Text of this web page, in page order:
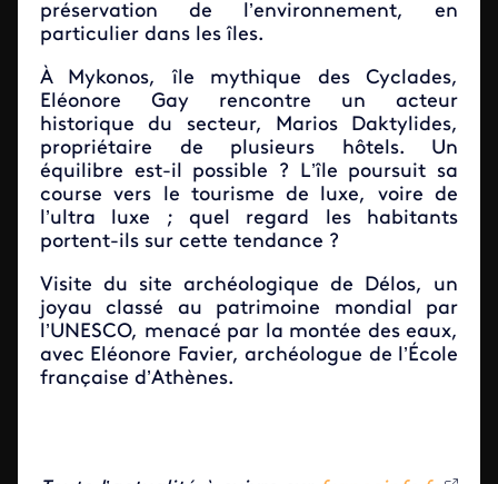
préservation de l’environnement, en
particulier dans les îles.
À Mykonos, île mythique des Cyclades,
Eléonore Gay rencontre un acteur
historique du secteur, Marios Daktylides,
propriétaire de plusieurs hôtels. Un
équilibre est-il possible ? L’île poursuit sa
course vers le tourisme de luxe, voire de
l’ultra luxe ; quel regard les habitants
portent-ils sur cette tendance ?
Visite du site archéologique de Délos, un
joyau classé au patrimoine mondial par
l’UNESCO, menacé par la montée des eaux,
avec Eléonore Favier, archéologue de l’École
française d’Athènes.